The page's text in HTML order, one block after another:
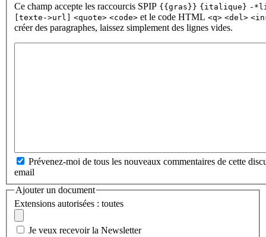
Ce champ accepte les raccourcis SPIP {{gras}} {italique} -
[texte->url] <quote> <code> et le code HTML <q> <del>
créer des paragraphes, laissez simplement des lignes vides.
Prévenez-moi de tous les nouveaux commentaires de cette
email
Ajouter un document
Extensions autorisées : toutes
Je veux recevoir la Newsletter